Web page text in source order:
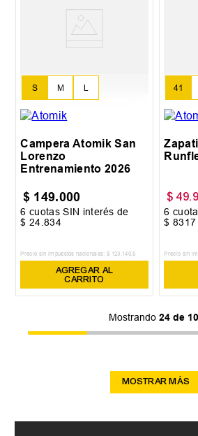
S M L
Campera Atomik San
Lorenzo
Entrenamiento 2026
$ 149.000
6 cuotas SIN interés de
$ 24.834
Precio sin impuestos nacionales: $ 123 .140,5
AGREGAR AL
CARRITO
41
$ 49.
6
$ 8317
Precio sin
Mostrando 24 de
MOSTRAR MÁS